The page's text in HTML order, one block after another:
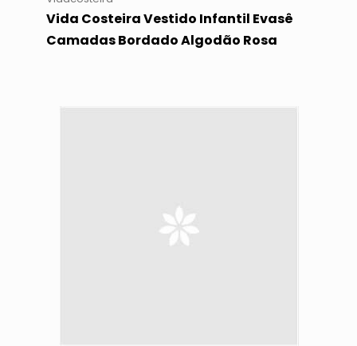
Vida Costeira Vestido Infantil Evasê
Camadas Bordado Algodão Rosa